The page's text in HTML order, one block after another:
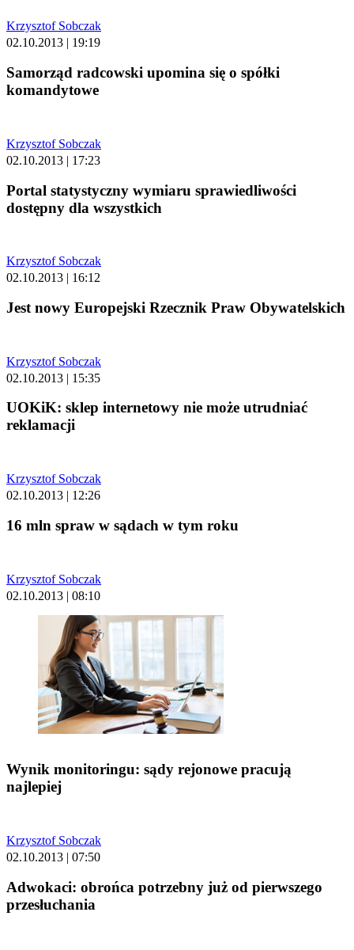
Krzysztof Sobczak
02.10.2013 | 19:19
Samorząd radcowski upomina się o spółki
komandytowe
Krzysztof Sobczak
02.10.2013 | 17:23
Portal statystyczny wymiaru sprawiedliwości
dostępny dla wszystkich
Krzysztof Sobczak
02.10.2013 | 16:12
Jest nowy Europejski Rzecznik Praw Obywatelskich
Krzysztof Sobczak
02.10.2013 | 15:35
UOKiK: sklep internetowy nie może utrudniać
reklamacji
Krzysztof Sobczak
02.10.2013 | 12:26
16 mln spraw w sądach w tym roku
Krzysztof Sobczak
02.10.2013 | 08:10
Wynik monitoringu: sądy rejonowe pracują
najlepiej
Krzysztof Sobczak
02.10.2013 | 07:50
Adwokaci: obrońca potrzebny już od pierwszego
przesłuchania